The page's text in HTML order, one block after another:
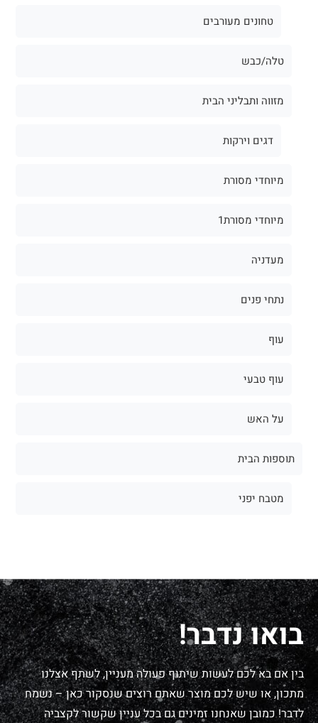
טחונים מעורבים
טלה/כבש
מזווה ותבליני הבית
דגים וירקות
מיוחדי מסורת
מיוחדי מסורת1
מעדניה
נתחי פנים
עוף
עוף טבעי
על האש
תוספות הבית
מטבח יפני
בואו נדבר!
בין אם בא לכם לעשות שיתוף פעולה מעניין, לשתף אצלנו
מתכון, או שיש לכם מוצר שאתם רוצים שנסקור כאן – נשמח
לדבר! כמובן שאנחנו זמינים גם בכל עניין שקשור לקצביה